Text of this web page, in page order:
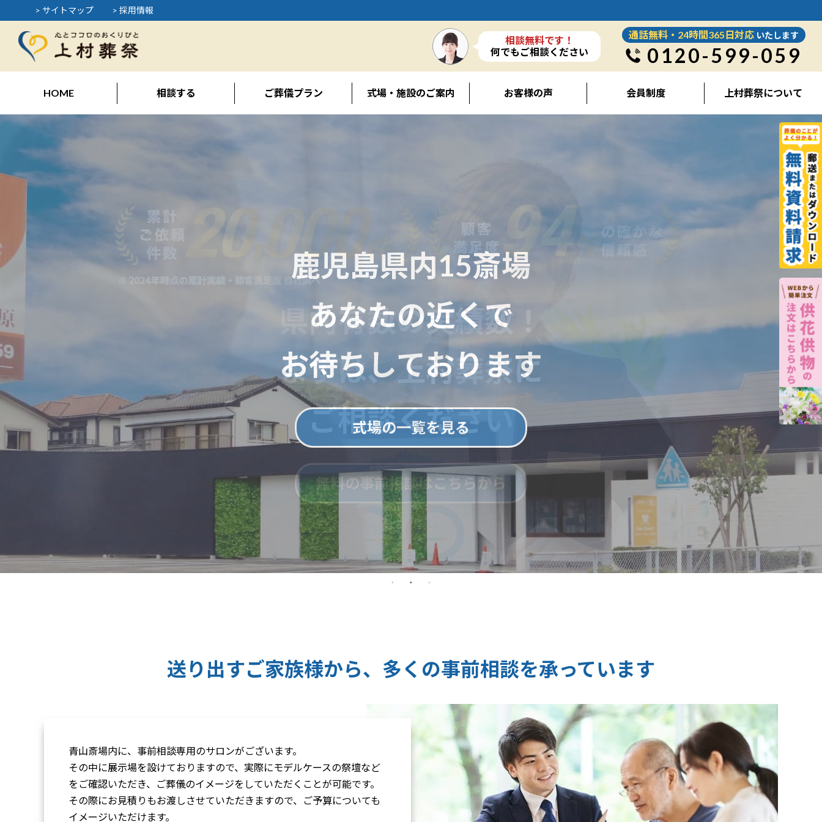
> サイトマップ > 採用情報
相談無料です！
何でもご相談ください
通話無料・24時間365日対応 いたします
0120-599-059
HOME 相談する ご葬儀プラン 式場・施設のご案内 お客様の声 会員制度 上村葬祭について
鹿児島県内15斎場
あなたの近くで
お待ちしております
式場の一覧を見る
送り出すご家族様から、 多くの事前相談を承っています
青山斎場内に、事前相談専用のサロンがございます。
その中に展示場を設けておりますので、実際にモデルケースの祭壇など
をご確認いただき、ご葬儀のイメージをしていただくことが可能です。
その際にお見積りもお渡しさせていただきますので、ご予算についても
イメージいただけます。